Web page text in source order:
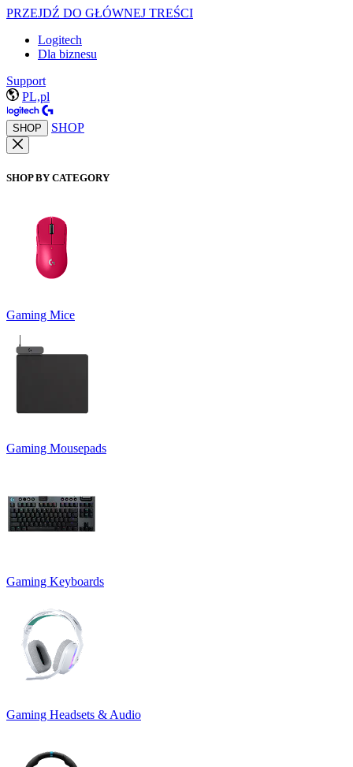
PRZEJDŹ DO GŁÓWNEJ TREŚCI
Logitech
Dla biznesu
Support
PL,pl
SHOP SHOP
SHOP BY CATEGORY
Gaming Mice
Gaming Mousepads
Gaming Keyboards
Gaming Headsets & Audio